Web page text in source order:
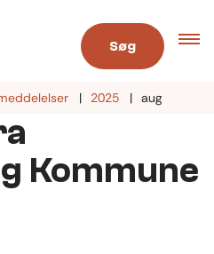
Søg
2025 aug
Kommune